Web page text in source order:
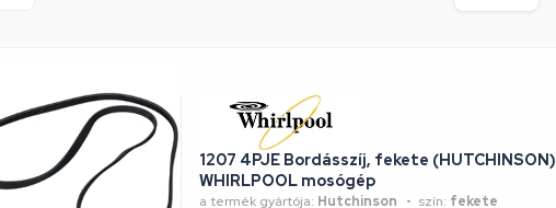
1207 4PJE Bordásszíj, fekete (HUTCHINSON)
WHIRLPOOL mosógép
a termék gyártója: Hutchinson szín: fekete